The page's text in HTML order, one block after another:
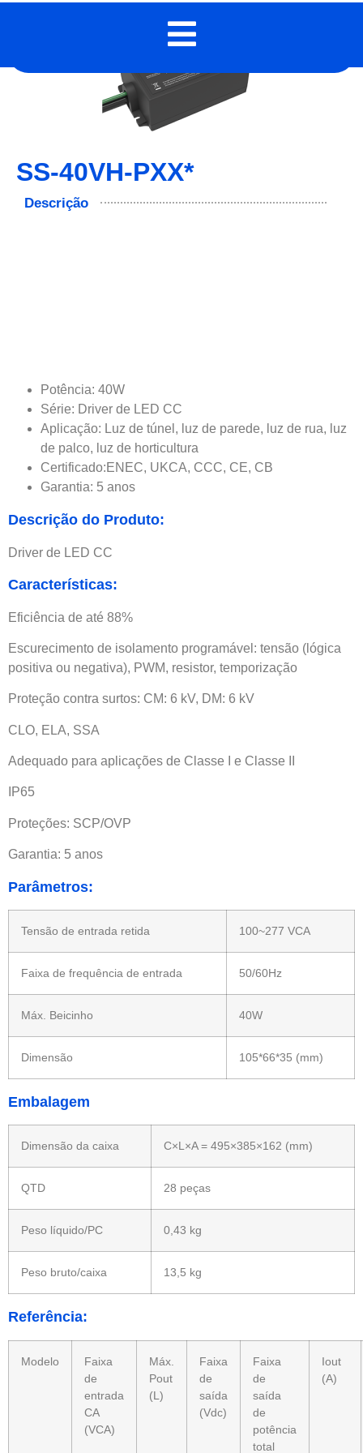
SS-40VH-PXX*
Descrição
Potência: 40W
Série: Driver de LED CC
Aplicação: Luz de túnel, luz de parede, luz de rua, luz
de palco, luz de horticultura
Certificado:ENEC, UKCA, CCC, CE, CB
Garantia: 5 anos
Descrição do Produto:
Driver de LED CC
Características:
Eficiência de até 88%
Escurecimento de isolamento programável: tensão (lógica
positiva ou negativa), PWM, resistor, temporização
Proteção contra surtos: CM: 6 kV, DM: 6 kV
CLO, ELA, SSA
Adequado para aplicações de Classe I e Classe II
IP65
Proteções: SCP/OVP
Garantia: 5 anos
Parâmetros:
Tensão de entrada retida 100~277 VCA
Faixa de frequência de entrada 50/60Hz
Máx. Beicinho 40W
Dimensão 105*66*35 (mm)
Embalagem
Dimensão da caixa C×L×A = 495×385×162 (mm)
QTD 28 peças
Peso líquido/PC 0,43 kg
Peso bruto/caixa 13,5 kg
Referência:
Modelo
Faixa
de
entrada
CA
(VCA)
Máx.
Pout
(L)
Faixa
de
saída
(Vdc)
Faixa
de
saída
de
potência
total
Iout
(A)